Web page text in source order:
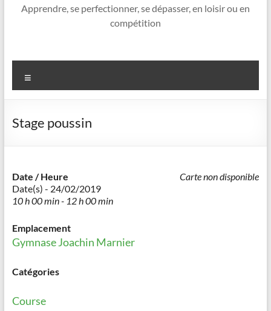
Apprendre, se perfectionner, se dépasser, en loisir ou en
compétition
Stage poussin
Carte non disponible
Date / Heure
Date(s) - 24/02/2019
10 h 00 min - 12 h 00 min
Emplacement
Gymnase Joachin Marnier
Catégories
Course